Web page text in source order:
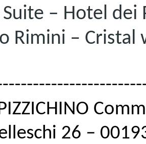
– Hotel dei
Rimini – Cristal
26 –